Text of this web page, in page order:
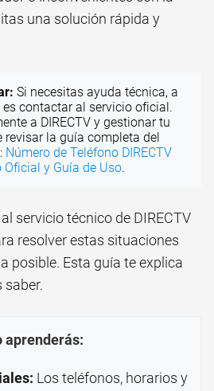
una solución rápida y
Si necesitas ayuda técnica, a
contactar al servicio oficial.
a DIRECTV y gestionar tu
revisar la guía completa del
Número de Teléfono DIRECTV
Oficial y Guía de Uso.
servicio técnico de DIRECTV
resolver estas situaciones
posible. Esta guía te explica
saber.
aprenderás:
Los teléfonos, horarios y